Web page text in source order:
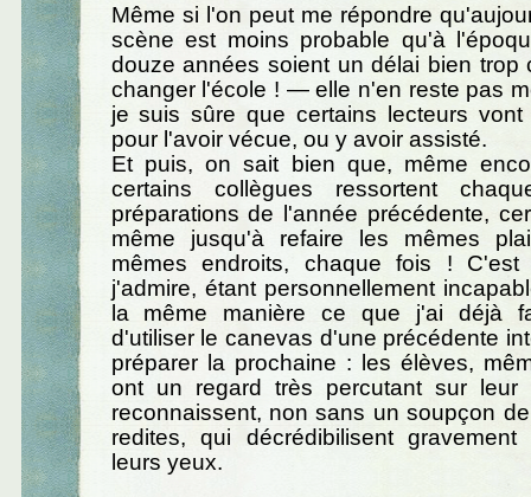
Même si l'on peut me répondre
scène est moins probable qu'à
douze années soient un délai bien trop
changer l'école ! — elle n'en reste pas
je suis sûre que certains lecteurs vont
pour l'avoir vécue, ou y avoir assisté.
Et puis, on sait bien que, même
certains collègues ressortent
préparations de l'année précédente,
même jusqu'à refaire les mêmes
mêmes endroits, chaque fois !
j'admire, étant personnellement
la même manière ce que j'ai déjà
d'utiliser le canevas d'une précédente
préparer la prochaine : les élèves,
ont un regard très percutant sur leur
reconnaissent, non sans un soupçon
redites, qui décrédibilisent
leurs yeux.